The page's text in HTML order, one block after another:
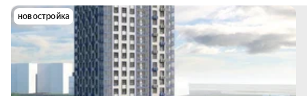
новостройка